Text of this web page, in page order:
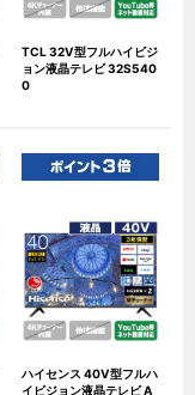
TCL 32V型フルハイビジ
ョン液晶テレビ 32S540
0
ハイセンス 40V型フルハ
イビジョン液晶テレビ A